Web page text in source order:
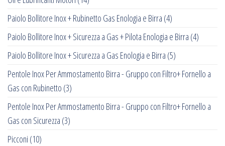
Paiolo Bollitore Inox + Rubinetto Gas Enologia e Birra (4)
Paiolo Bollitore Inox + Sicurezza a Gas + Pilota Enologia e Birra (4)
Paiolo Bollitore Inox + Sicurezza a Gas Enologia e Birra (5)
Pentole Inox Per Ammostamento Birra - Gruppo con Filtro+ Fornello a
Gas con Rubinetto (3)
Pentole Inox Per Ammostamento Birra - Gruppo con Filtro+ Fornello a
Gas con Sicurezza (3)
Picconi (10)